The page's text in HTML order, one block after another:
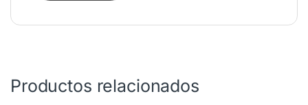
Productos relacionados